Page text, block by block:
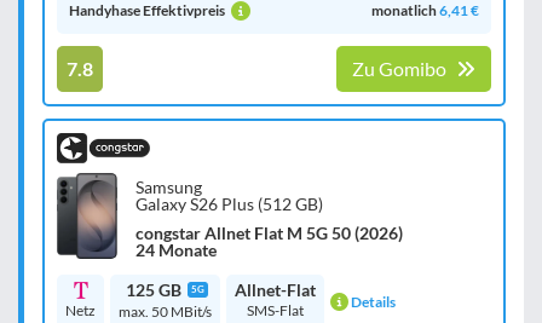
Handyhase Effektivpreis
monatlich6,41 €
7.8 Zu Gomibo
Samsung
Galaxy S26 Plus (512 GB)
congstar Allnet Flat M 5G 50 (2026)
24 Monate
Netz
125 GB 5G
max. 50 MBit/s
Allnet-Flat
SMS-Flat Details